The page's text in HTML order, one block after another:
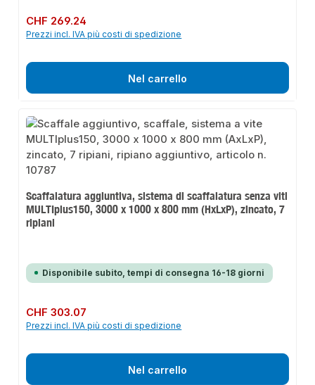
Prezzo normale:
CHF 269.24
Prezzi incl. IVA più costi di spedizione
Nel carrello
Scaffalatura aggiuntiva, sistema di scaffalatura senza viti
MULTIplus150, 3000 x 1000 x 800 mm (HxLxP), zincato, 7
ripiani
Disponibile subito, tempi di consegna 16-18 giorni
Prezzo normale:
CHF 303.07
Prezzi incl. IVA più costi di spedizione
Nel carrello